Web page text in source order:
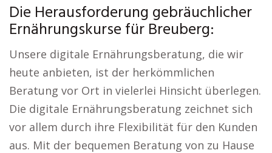
Die Herausforderung gebräuchlicher
Ernährungskurse für Breuberg:
Unsere digitale Ernährungsberatung, die wir
heute anbieten, ist der herkömmlichen
Beratung vor Ort in vielerlei Hinsicht überlegen.
Die digitale Ernährungsberatung zeichnet sich
vor allem durch ihre Flexibilität für den Kunden
aus. Mit der bequemen Beratung von zu Hause